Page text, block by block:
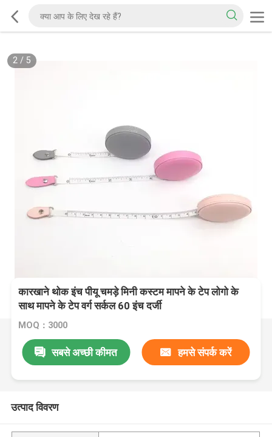
2/ 5
कारखाने थोक इंच पीयू चमड़े मिनी कस्टम मापने के टेप लोगो के
साथ मापने के टेप वर्ग सर्कल 60 इंच दर्जी
MOQ：3000
सबसे अच्छी कीमत हमसे संपर्क करें
उत्पाद विवरण